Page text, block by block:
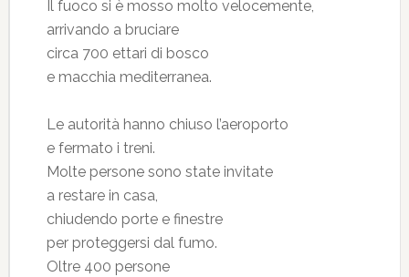
Il fuoco si è mosso molto velocemente,
arrivando a bruciare
circa 700 ettari di bosco
e macchia mediterranea.
Le autorità hanno chiuso l’aeroporto
e fermato i treni.
Molte persone sono state invitate
a restare in casa,
chiudendo porte e finestre
per proteggersi dal fumo.
Oltre 400 persone